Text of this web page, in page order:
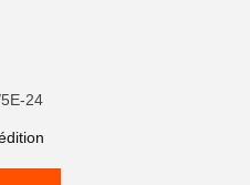
24